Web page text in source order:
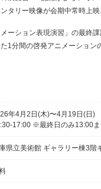
タリー映像が会期中常時上映
ーション表現演習」の最終
1分間の啓発アニメーショ
年4月2日(木)〜4月19日(日)
17:00 ※最終日のみ13:00
県立美術館 ギャラリー棟3階